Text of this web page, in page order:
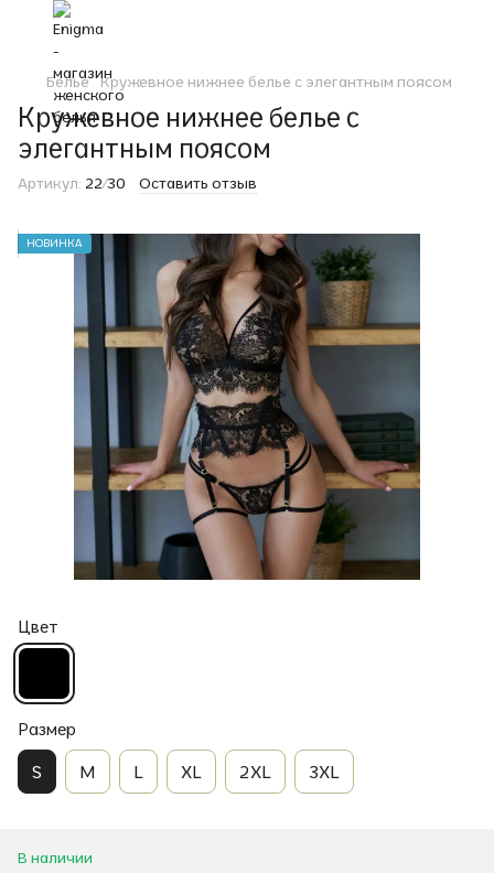
Белье Кружевное нижнее белье с элегантным поясом
Кружевное нижнее белье с
элегантным поясом
Артикул: 22/30 Оставить отзыв
НОВИНКА
Цвет
Размер
S M L XL 2XL 3XL
В наличии